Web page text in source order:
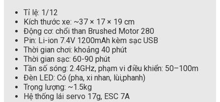
Tỉ lệ: 1/12
Kích thước xe: ~37 × 17 × 19 cm
Động cơ: chổi than Brushed Motor 280
Pin: Li-ion 7.4V 1200mAh kèm sạc USB
Thời gian chơi: khoảng 40 phút
Thời gian sạc: 60-90 phút
Tần số sóng: 2.4GHz, phạm vi điều khiển: 50–100m
Đèn LED: Có (pha, xi nhan, lùi,phanh)
Trọng lượng: ~1.5kg
Hệ thống lái servo 17g, ESC 7A